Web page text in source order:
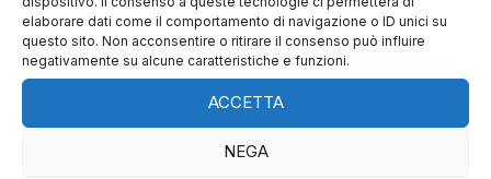
elaborare dati come il comportamento di navigazione o ID unici su
questo sito. Non acconsentire o ritirare il consenso può influire
negativamente su alcune caratteristiche e funzioni.
ACCETTA
NEGA
MIXER: per impianti di depurazione acque
mod. SVST1T.